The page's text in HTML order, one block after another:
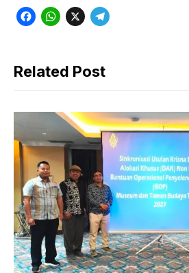
F
e
o
o
k
W
t
A
p
p
X
T
e
r
a
m
Related Post